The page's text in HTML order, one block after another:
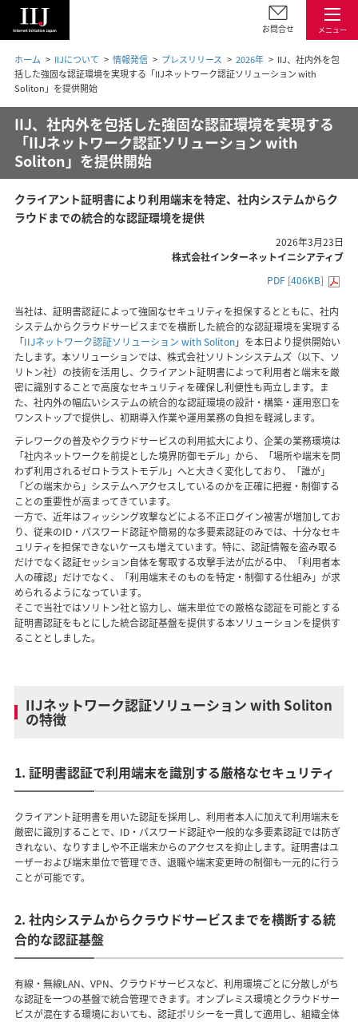
メニュー
お問合せ
ホーム IIJについて 情報発信 プレスリリース 2026年
IIJ、社内外を包
括した強固な認証環境を実現する「IIJネットワーク認証ソリューション with
Soliton」を提供開始
IIJ、社内外を包括した強固な認証環境を実現する
「IIJネットワーク認証ソリューション with
Soliton」を提供開始
クライアント証明書により利用端末を特定、社内システムからク
ラウドまでの統合的な認証環境を提供
2026年3月23日
株式会社インターネットイニシアティブ
PDF [406KB]
当社は、証明書認証によって強固なセキュリティを担保するとともに、社内
システムからクラウドサービスまでを横断した統合的な認証環境を実現する
「IIJネットワーク認証ソリューション with Soliton」を本日より提供開始い
たします。本ソリューションでは、株式会社ソリトンシステムズ（以下、ソ
リトン社）の技術を活用し、クライアント証明書によって利用者と端末を厳
密に識別することで高度なセキュリティを確保し利便性も両立します。ま
た、社内外の幅広いシステムの統合的な認証環境の設計・構築・運用窓口を
ワンストップで提供し、初期導入作業や運用業務の負担を軽減します。
テレワークの普及やクラウドサービスの利用拡大により、企業の業務環境は
「社内ネットワークを前提とした境界防御モデル」から、「場所や端末を問
わず利用されるゼロトラストモデル」へと大きく変化しており、「誰が」
「どの端末から」システムへアクセスしているのかを正確に把握・制御する
ことの重要性が高まってきています。
一方で、近年はフィッシング攻撃などによる不正ログイン被害が増加してお
り、従来のID・パスワード認証や簡易的な多要素認証のみでは、十分なセキ
ュリティを担保できないケースも増えています。特に、認証情報を盗み取る
だけでなく認証セッション自体を奪取する攻撃手法が広がる中、「利用者本
人の確認」だけでなく、「利用端末そのものを特定・制御する仕組み」が求
められるようになっています。
そこで当社ではソリトン社と協力し、端末単位での厳格な認証を可能とする
証明書認証をもとにした統合認証基盤を提供する本ソリューションを提供す
ることとしました。
IIJネットワーク認証ソリューション with Soliton
の特徴
1. 証明書認証で利用端末を識別する厳格なセキュリティ
クライアント証明書を用いた認証を採用し、利用者本人に加えて利用端末を
厳密に識別することで、ID・パスワード認証や一般的な多要素認証では防ぎ
きれない、なりすましや不正端末からのアクセスを抑止します。証明書はユ
ーザーおよび端末単位で管理でき、退職や端末変更時の制御も一元的に行う
ことが可能です。
2. 社内システムからクラウドサービスまでを横断する統
合的な認証基盤
有線・無線LAN、VPN、クラウドサービスなど、利用環境ごとに分散しがち
な認証を一つの基盤で統合管理できます。オンプレミス環境とクラウドサー
ビスが混在する環境においても、認証ポリシーを一貫して適用し、組織全体